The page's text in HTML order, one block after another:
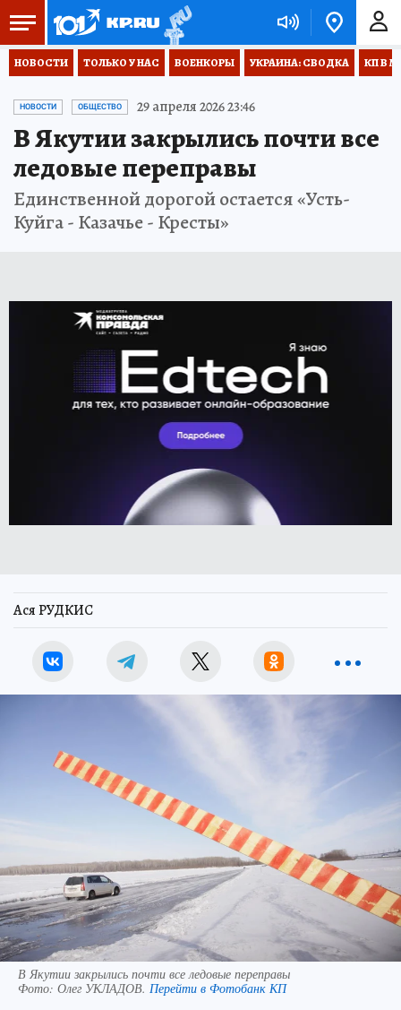
НОВОСТИ ТОЛЬКО У НАС ВОЕНКОРЫ УКРАИНА: СВОДКА КП В
НОВОСТИ ОБЩЕСТВО 29 апреля 2026 23:46
В Якутии закрылись почти все
ледовые переправы
Единственной дорогой остается «Усть-
Куйга - Казачье - Кресты»
Ася РУДКИС
В Якутии закрылись почти все ледовые переправы
Фото: Олег УКЛАДОВ. Перейти в Фотобанк КП